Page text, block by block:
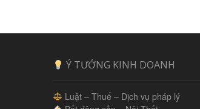
Ý TƯỞNG KINH DOANH
Luật – Thuế – Dịch vụ pháp lý